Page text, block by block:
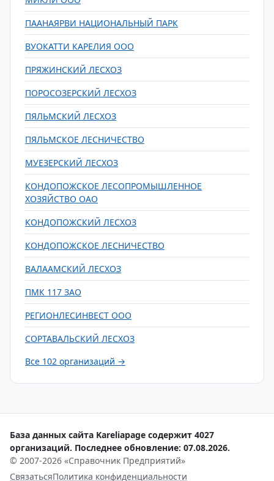
ПААНАЯРВИ НАЦИОНАЛЬНЫЙ ПАРК
ВУОКАТТИ КАРЕЛИЯ ООО
ПРЯЖИНСКИЙ ЛЕСХОЗ
ПОРОСОЗЕРСКИЙ ЛЕСХОЗ
ПЯЛЬМСКИЙ ЛЕСХОЗ
ПЯЛЬМСКОЕ ЛЕСНИЧЕСТВО
МУЕЗЕРСКИЙ ЛЕСХОЗ
КОНДОПОЖСКОЕ ЛЕСОПРОМЫШЛЕННОЕ
ХОЗЯЙСТВО ОАО
КОНДОПОЖСКИЙ ЛЕСХОЗ
КОНДОПОЖСКОЕ ЛЕСНИЧЕСТВО
ВАЛААМСКИЙ ЛЕСХОЗ
ПМК 117 ЗАО
РЕГИОНЛЕСИНВЕСТ ООО
СОРТАВАЛЬСКИЙ ЛЕСХОЗ
Все 102 организаций →
База данных сайта Kareliapage содержит 4027
организаций. Последнее обновление: 07.08.2026.
© 2007-2026 «Справочник Предприятий»
СвязатьсяПолитика конфиденциальности